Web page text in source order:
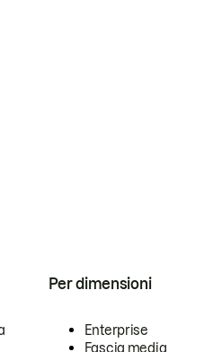
Per dimensioni
Enterprise
Fascia media